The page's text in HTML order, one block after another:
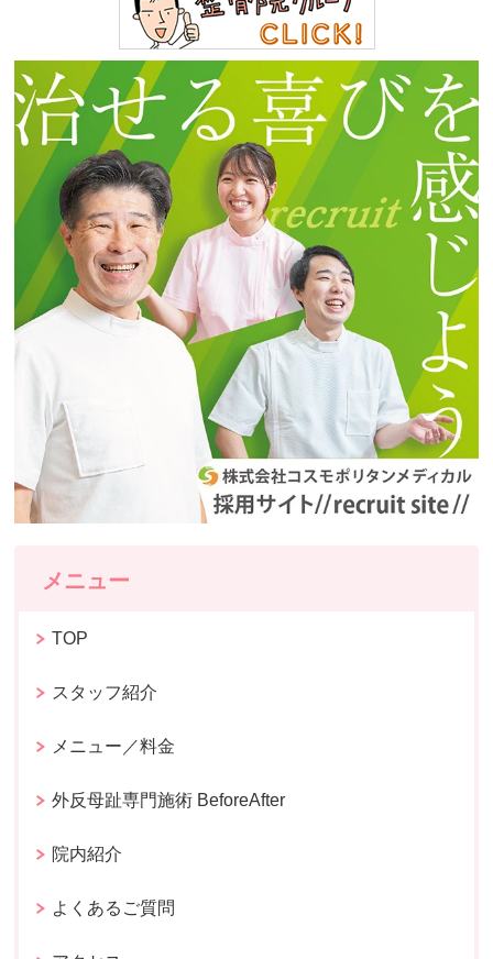
メニュー
TOP
スタッフ紹介
メニュー／料金
外反母趾専門施術 BeforeAfter
院内紹介
よくあるご質問